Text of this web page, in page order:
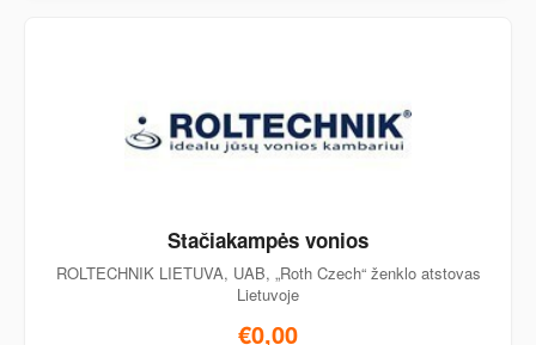
Stačiakampės vonios
ROLTECHNIK LIETUVA, UAB, „Roth Czech“ ženklo atstovas
Lietuvoje
€0,00